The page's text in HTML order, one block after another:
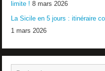
limite ! 8 mars 2026
La Sicile en 5 jours : itinéraire
1 mars 2026